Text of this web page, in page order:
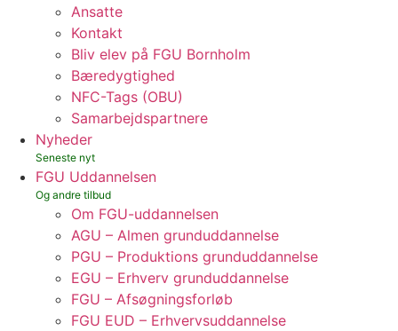
Ansatte
Kontakt
Bliv elev på FGU Bornholm
Bæredygtighed
NFC-Tags (OBU)
Samarbejdspartnere
Nyheder
FGU Uddannelsen
Om FGU-uddannelsen
AGU – Almen grunduddannelse
PGU – Produktions grunduddannelse
EGU – Erhverv grunduddannelse
FGU – Afsøgningsforløb
FGU EUD – Erhvervsuddannelse